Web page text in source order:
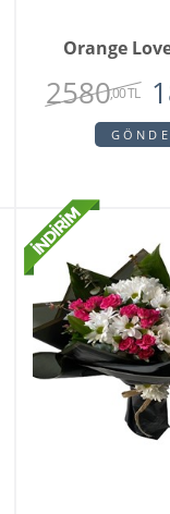
Orange
2580,00 TL